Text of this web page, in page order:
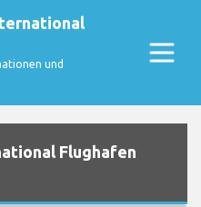
und
Flughafen